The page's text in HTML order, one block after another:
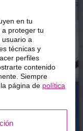
en tu
proteger tu
usuario a
técnicas y
perfiles
contenido
Siempre
página de política